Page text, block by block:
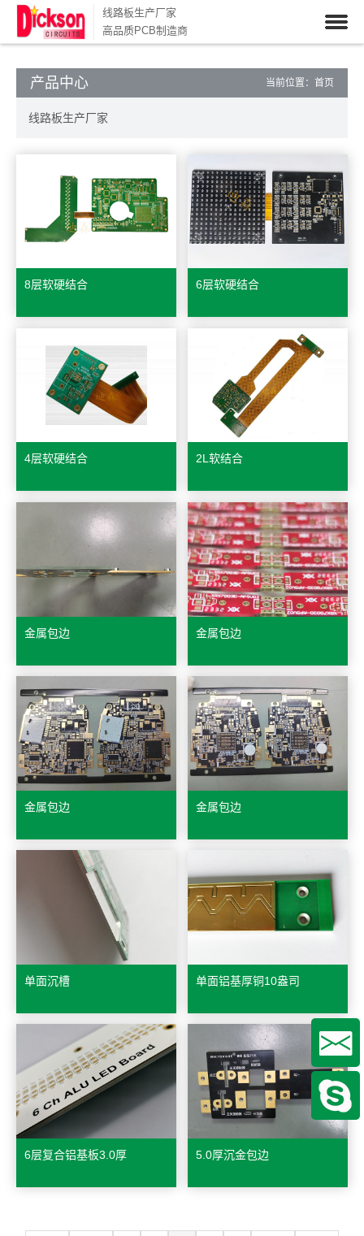
线路板生产厂家
高品质PCB制造商
产品中心 当前位置： 首页
线路板生产厂家
8层软硬结合 6层软硬结合
4层软硬结合 2L软结合
金属包边 金属包边
金属包边 金属包边
单面沉槽 单面铝基厚铜10盎司
6层复合铝基板3.0厚 5.0厚沉金包边